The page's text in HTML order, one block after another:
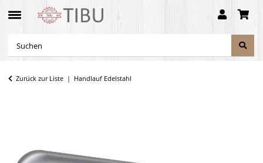
Zurück zur Liste Handlauf Edelstahl